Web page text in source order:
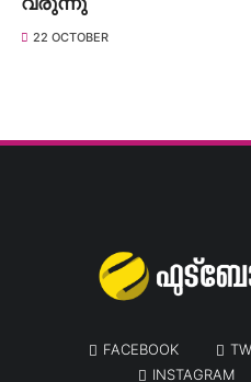
22 OCTOBER
FACEBOOK
INSTAGRAM